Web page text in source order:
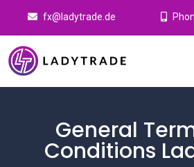
fx@ladytrade.de
General
Conditions